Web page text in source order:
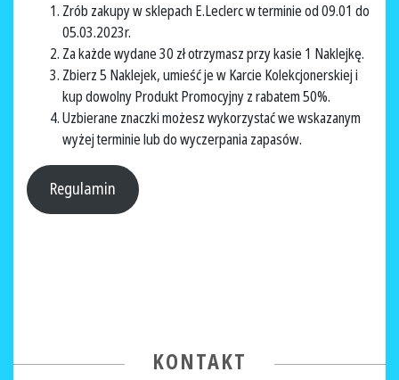
Zrób zakupy w sklepach E.Leclerc w terminie od 09.01 do
05.03.2023r.
Za każde wydane 30 zł otrzymasz przy kasie 1 Naklejkę.
Zbierz 5 Naklejek, umieść je w Karcie Kolekcjonerskiej i
kup dowolny Produkt Promocyjny z rabatem 50%.
Uzbierane znaczki możesz wykorzystać we wskazanym
wyżej terminie lub do wyczerpania zapasów.
Regulamin
KONTAKT